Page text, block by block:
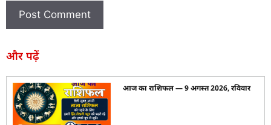
और पढ़ें
आज का राशिफल — 9 अगस्त 2026, रविवार